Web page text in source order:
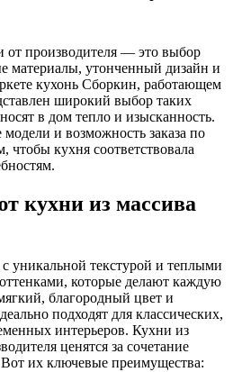
от производителя — это выбор
материалы, утонченный дизайн и
кухонь Сборкин, работающем
широкий выбор таких
в дом тепло и изысканность.
и возможность заказа по
кухня соответствовала
кухни из массива
уникальной текстурой и теплыми
которые делают каждую
благородный цвет и
подходят для классических,
интерьеров. Кухни из
ценятся за сочетание
их ключевые преимущества: